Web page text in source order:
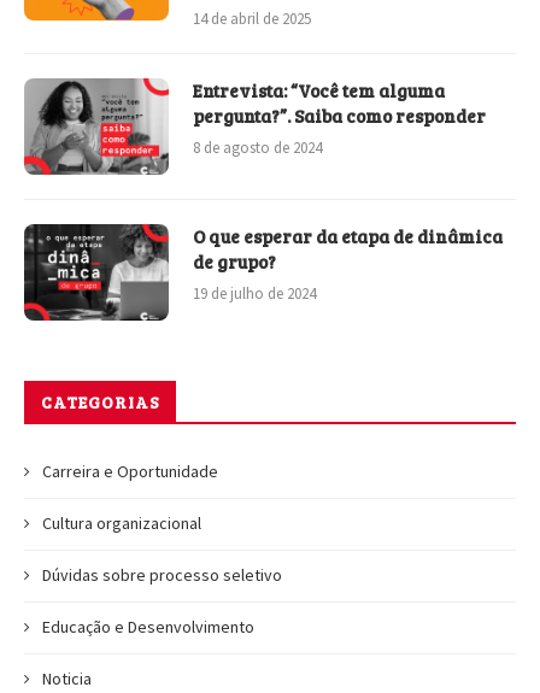
14 de abril de 2025
Entrevista: “Você tem alguma
pergunta?”. Saiba como responder
8 de agosto de 2024
O que esperar da etapa de dinâmica
de grupo?
19 de julho de 2024
CATEGORIAS
Carreira e Oportunidade
Cultura organizacional
Dúvidas sobre processo seletivo
Educação e Desenvolvimento
Noticia